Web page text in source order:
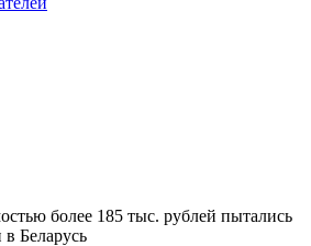
более 185 тыс. рублей пытались
в Беларусь